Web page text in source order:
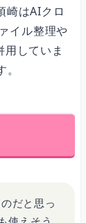
崎はAIクロ
イル整理や
していま
だと思っ